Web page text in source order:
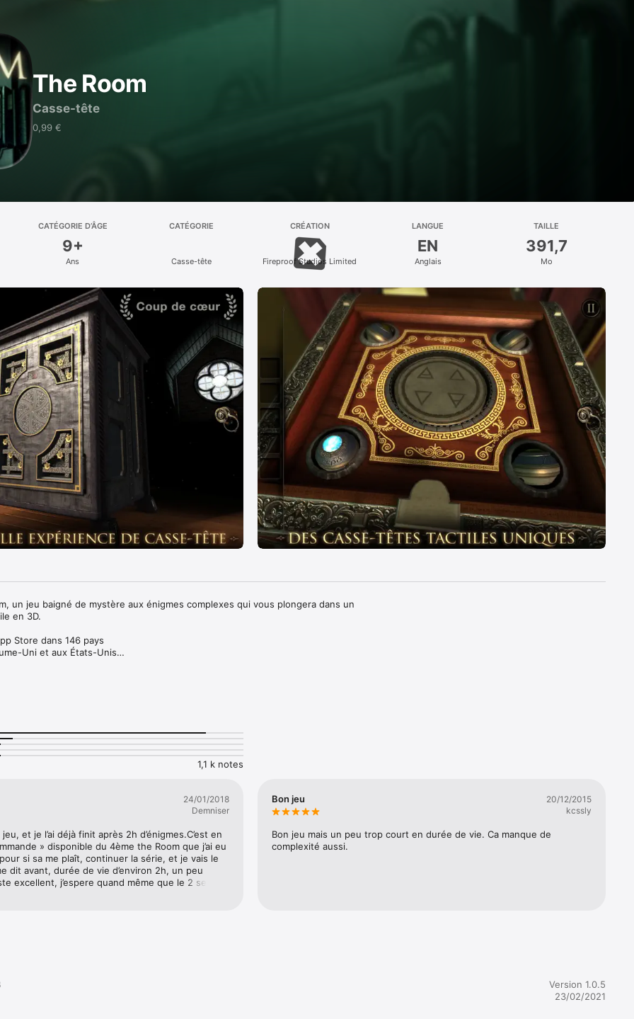
The Room
Casse-tête
0,99 €
CATÉGORIE D’ÂGE
9+
Ans
CATÉGORIE
Casse-tête
CRÉATION
Fireproof Studios Limited
LANGUE
EN
Anglais
TAILLE
391,7
Mo
un jeu baigné de mystère aux énigmes complexes qui vous plongera dans un
en 3D.
Store dans 146 pays
Uni et aux États-Unis
pays
succès commerciaux de 103 pays
suivants :
jeu pour mobiles/portables de l’année 2012
Critics Circle : Meilleur jeu pour mobiles/portables de l’année 2012
Games Awards : Sélection des joueurs
design de jeu de l’année 2012
Award
micro studio (Fireproof Games)
1,1 k notes
24/01/2018
Demniser
et je l’ai déjà finit après 2h d’énigmes.C’est en
» disponible du 4ème the Room que j’ai eu
si sa me plaît, continuer la série, et je vais le
dit avant, durée de vie d’environ 2h, un peu
excellent, j’espere quand même que le 2 sera un
Bon jeu
20/12/2015
kcssly
Bon jeu mais un peu trop court en durée de vie. Ca manque de
complexité aussi.
Version 1.0.5
23/02/2021